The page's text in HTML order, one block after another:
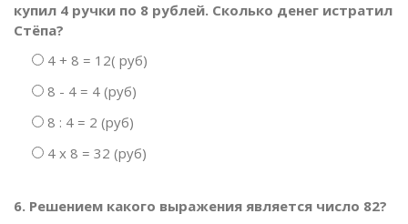
купил 4 ручки по 8 рублей. Сколько денег истратил
Стёпа?
4 + 8 = 12( руб)
8 - 4 = 4 (руб)
8 : 4 = 2 (руб)
4 х 8 = 32 (руб)
6. Решением какого выражения является число 82?